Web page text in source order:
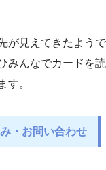
が見えてきたようで
みんなでカードを読
す。
・お問い合わせ